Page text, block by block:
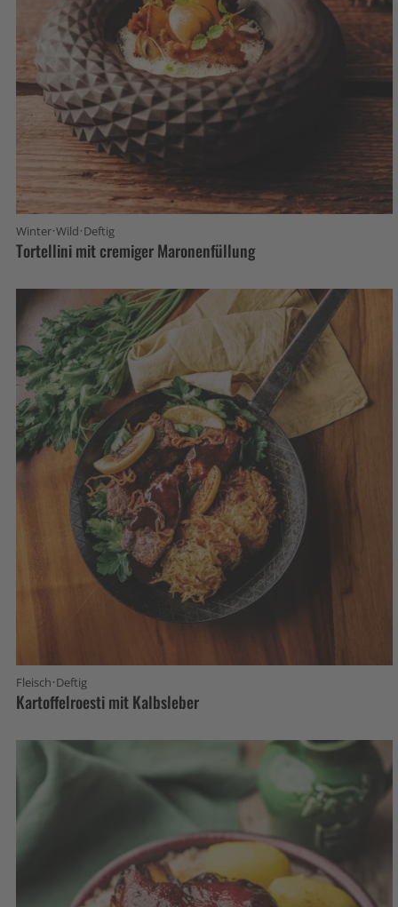
Winter·Wild·Deftig
Tortellini mit cremiger Maronenfüllung
Fleisch·Deftig
Kartoffelroesti mit Kalbsleber